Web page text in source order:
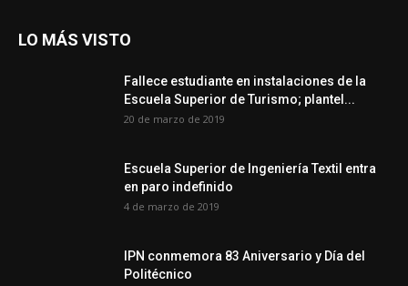
LO MÁS VISTO
Fallece estudiante en instalaciones de la
Escuela Superior de Turismo; plantel...
20 de marzo de 2019
Escuela Superior de Ingeniería Textil entra
en paro indefinido
4 de marzo de 2019
IPN conmemora 83 Aniversario y Día del
Politécnico